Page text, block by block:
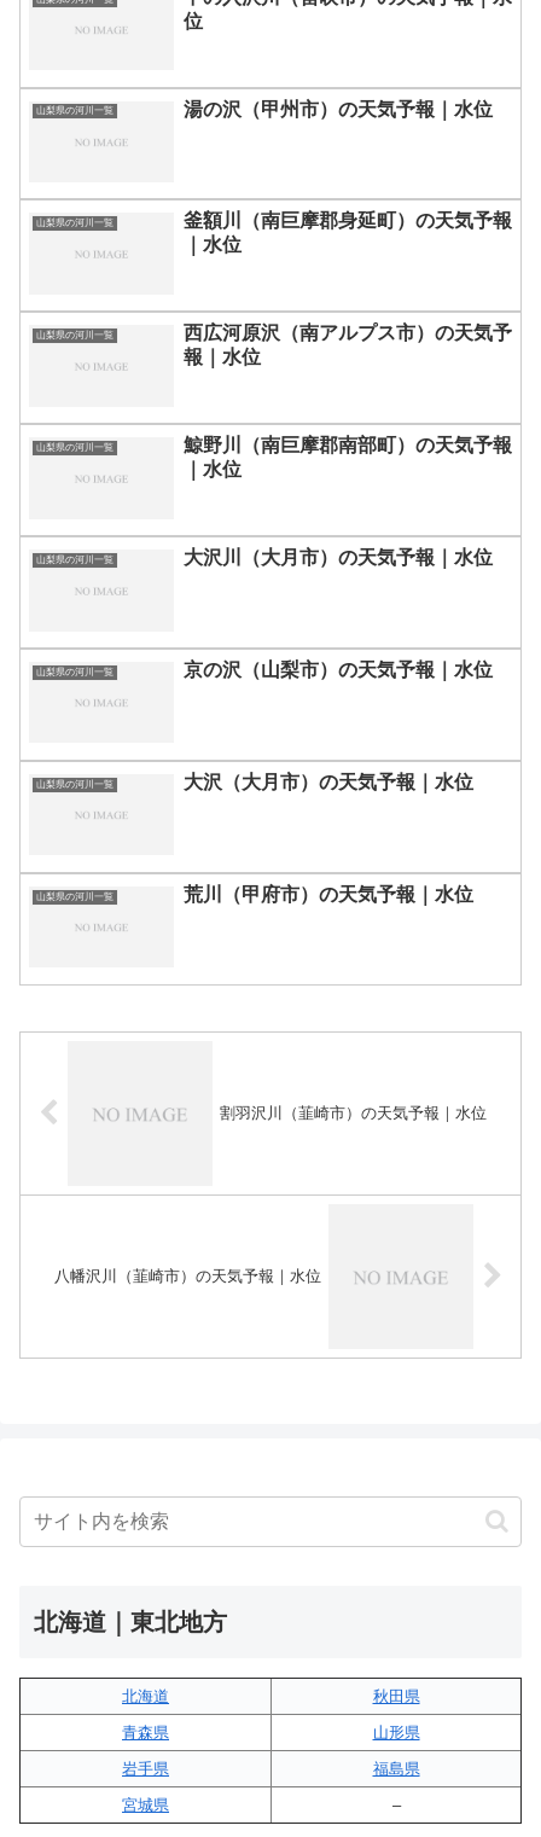
位
山梨県の河川一覧 湯の沢（甲州市）の天気予報｜水位
山梨県の河川一覧
釜額川（南巨摩郡身延町）の天気予報
｜水位
山梨県の河川一覧
西広河原沢（南アルプス市）の天気予
報｜水位
山梨県の河川一覧
鯨野川（南巨摩郡南部町）の天気予報
｜水位
山梨県の河川一覧 大沢川（大月市）の天気予報｜水位
山梨県の河川一覧 京の沢（山梨市）の天気予報｜水位
山梨県の河川一覧 大沢（大月市）の天気予報｜水位
山梨県の河川一覧 荒川（甲府市）の天気予報｜水位
割羽沢川（韮崎市）の天気予報｜水位
八幡沢川（韮崎市）の天気予報｜水位
北海道｜東北地方
北海道
秋田県
青森県
山形県
岩手県
福島県
宮城県
–